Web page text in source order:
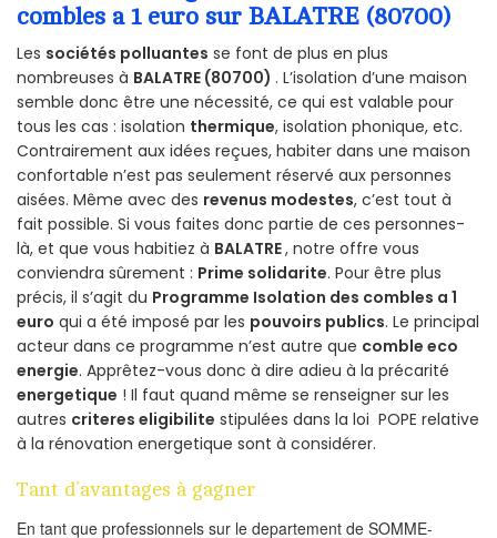
combles a 1 euro sur BALATRE (80700)
Les sociétés polluantes se font de plus en plus
nombreuses à BALATRE (80700) . L’isolation d’une maison
semble donc être une nécessité, ce qui est valable pour
tous les cas : isolation thermique, isolation phonique, etc.
Contrairement aux idées reçues, habiter dans une maison
confortable n’est pas seulement réservé aux personnes
aisées. Même avec des revenus modestes, c’est tout à
fait possible. Si vous faites donc partie de ces personnes-
là, et que vous habitiez à BALATRE, notre offre vous
conviendra sûrement : Prime solidarite. Pour être plus
précis, il s’agit du Programme Isolation des combles a 1
euro qui a été imposé par les pouvoirs publics. Le principal
acteur dans ce programme n’est autre que comble eco
energie. Apprêtez-vous donc à dire adieu à la précarité
energetique ! Il faut quand même se renseigner sur les
autres criteres eligibilite stipulées dans la loi POPE relative
à la rénovation energetique sont à considérer.
Tant d’avantages à gagner
En tant que professionnels sur le departement de SOMME-